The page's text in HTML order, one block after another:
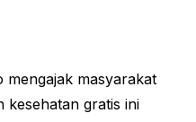
mengajak masyarakat
kesehatan gratis ini